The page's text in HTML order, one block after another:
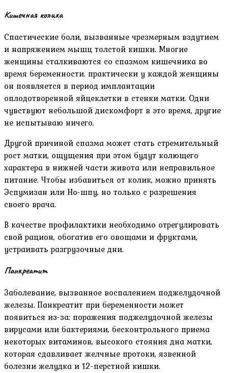
Кишечная колика
Спастические боли, вызванные чрезмерным вздутием
и напряжением мышц толстой кишки. Многие
женщины сталкиваются со спазмом кишечника во
время беременности. практически у каждой женщины
он появляется в период имплантации
оплодотворенной яйцеклетки в стенки матки. Одни
чувствуют небольшой дискомфорт в это время, другие
не испытываю ничего.
Другой причиной спазма может стать стремительный
рост матки, ощущения при этом будут колющего
характера в нижней части живота или неправильное
питание. Чтобы избавиться от колик, можно принять
Эспумизан или Но-шпу, но только с разрешения
своего врача.
В качестве профилактики необходимо отрегулировать
свой рацион, обогатив его овощами и фруктами,
устраивать разгрузочные дни.
Панкреатит
Заболевание, вызванное воспалением поджелудочной
железы. Панкреатит при беременности может
появиться из-за: поражения поджелудочной железы
вирусами или бактериями, бесконтрольного приема
некоторых витаминов, высокого стояния дна матки,
которая сдавливает желчные протоки, язвенной
болезни желудка и 12-перстной кишки.